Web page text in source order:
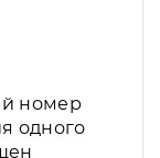
номер
одного